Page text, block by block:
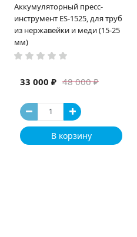
Аккумуляторный пресс-
инструмент ES-1525, для труб
из нержавейки и меди (15-25
мм)
48 000 ₽
33 000 ₽
В корзину